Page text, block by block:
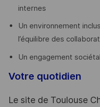
internes
Un environnement
l’équilibre des
Un engagement
Votre quotidien
Le site de Toulouse